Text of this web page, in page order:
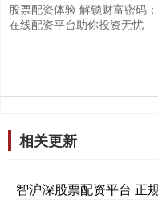
股票配资体验 解锁财富密码：
在线配资平台助你投资无忧
相关更新
智沪深股票配资平台 正